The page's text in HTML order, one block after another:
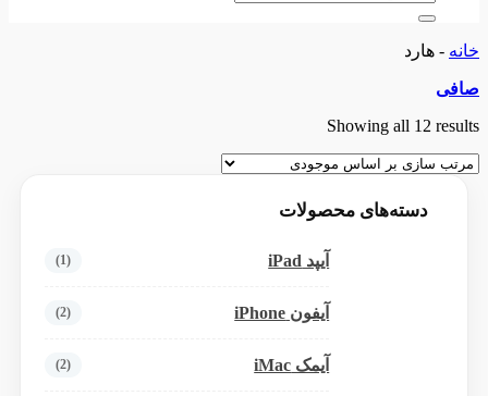
خانه - هارد
صافی
Showing all 12 results
دسته‌های محصولات
آیپد iPad (1)
آیفون iPhone (2)
آیمک iMac (2)